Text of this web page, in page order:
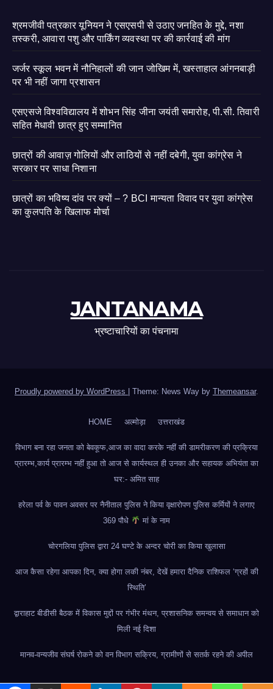
श्रमजीवी पत्रकार यूनियन ने एसएसपी से उठाए जनहित के मुद्दे, नशा
तस्करी, आवारा पशु और पार्किंग व्यवस्था पर की कार्रवाई की मांग
जर्जर स्कूल भवन में नौनिहालों की जान जोखिम में, खस्ताहाल आंगनबाड़ी
पर भी नहीं जागा प्रशासन
एसएसजे विश्वविद्यालय में शोभन सिंह जीना जयंती समारोह, पी.सी. तिवारी
सहित मेधावी छात्र हुए सम्मानित
छात्रों की आवाज़ गोलियों और लाठियों से नहीं दबेगी, युवा कांग्रेस ने
सरकार पर साधा निशाना
छात्रों का भविष्य दांव पर क्यों – ? BCI मान्यता विवाद पर युवा कांग्रेस
का कुलपति के खिलाफ मोर्चा
JANTANAMA
भ्रष्टाचारियों का पंचनामा
Proudly powered by WordPress Theme: News Way by Themeansar.
HOME अल्मोड़ा उत्तराखंड
विभाग बना रहा जनता को बेवकूफ,आज का वादा करके नहीं की डामरीकरण की प्रक्रिया
प्रारम्भ,कार्य प्रारम्भ नहीं हुआ तो आज से कार्यस्थल ही उनका और सहायक अभियंता का
घर:- अमित साह
हरेला पर्व के पावन अवसर पर नैनीताल पुलिस ने किया वृक्षारोपण पुलिस कर्मियों ने लगाए
369 पौधे
मां के नाम
चोरगलिया पुलिस द्वारा 24 घण्टे के अन्दर चोरी का किया खुलासा
आज कैसा रहेगा आपका दिन, क्या होगा लकी नंबर, देखें हमारा दैनिक राशिफल ‘ग्रहों की
स्थिति’
द्वाराहाट बीडीसी बैठक में विकास मुद्दों पर गंभीर मंथन, प्रशासनिक समन्वय से समाधान को
मिली नई दिशा
मानव-वन्यजीव संघर्ष रोकने को वन विभाग सक्रिय, ग्रामीणों से सतर्क रहने की अपील